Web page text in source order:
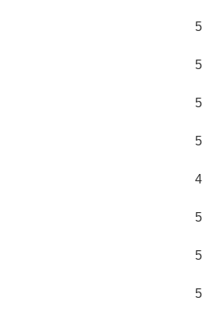
5
5
5
5
4
5
5
5